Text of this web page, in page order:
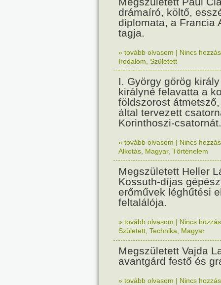
drámaíró, költő,
diplomata, a Francia
tagja.
» tovább olvasom | Nincs
Irodalom Született
I. György görög
királyné felavatta a
földszorost
által tervezett
Korinthoszi-csatornát.
» tovább olvasom | Nincs
Alkotás Magyar, Történelem
Megszületett Heller
Kossuth-díjas
erőművek léghűtési
feltalálója.
» tovább olvasom | Nincs
Született Technika Magyar
Megszületett Vajda
avantgárd festő és
» tovább olvasom | Nincs